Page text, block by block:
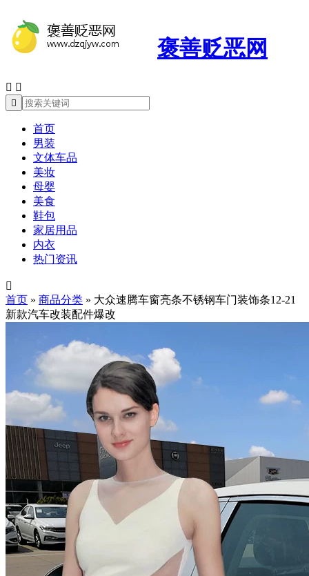
褒善贬恶网
 

首页
男装
文体车品
美妆
母婴
美食
鞋包
家居用品
内衣
热门资讯

首页 » 商品分类 » 大众速腾车窗亮条不锈钢车门装饰条12-21
新款汽车改装配件爆改